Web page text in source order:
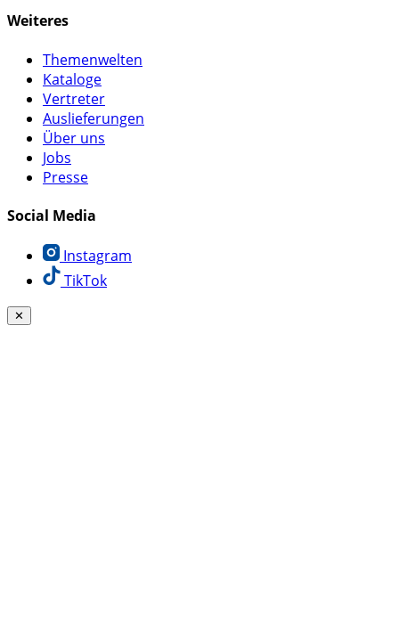
Weiteres
Themenwelten
Kataloge
Vertreter
Auslieferungen
Über uns
Jobs
Presse
Social Media
Instagram
TikTok
✕